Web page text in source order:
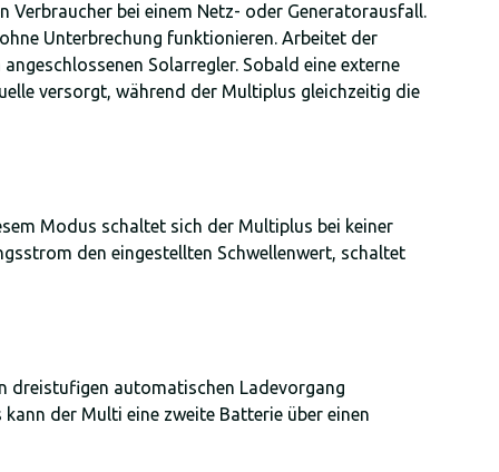
Verbraucher bei einem Netz- oder Generatorausfall.
Unterbrechung funktionieren. Arbeitet der
Solarregler. Sobald eine externe
versorgt, während der Multiplus gleichzeitig die
Modus schaltet sich der Multiplus bei keiner
den eingestellten Schwellenwert, schaltet
dreistufigen automatischen Ladevorgang
der Multi eine zweite Batterie über einen